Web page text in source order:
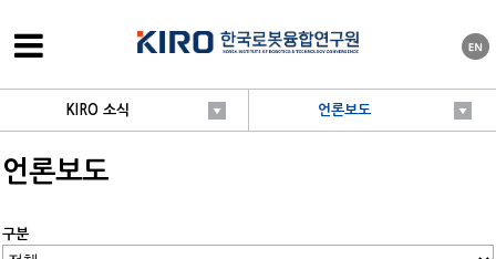
KIRO 소식 언론보도
언론보도
구분